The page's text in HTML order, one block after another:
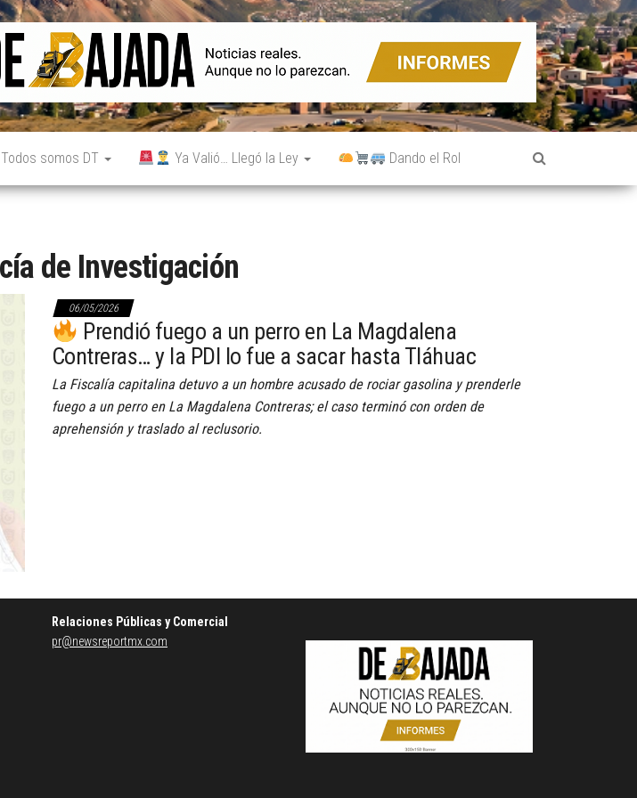
somos DT Ya Valió… Llegó la Ley Dando el Rol
de Investigación
06/05/2026
Prendió fuego a un perro en La Magdalena
Contreras… y la PDI lo fue a sacar hasta Tláhuac
La Fiscalía capitalina detuvo a un hombre acusado de rociar gasolina y prenderle
fuego a un perro en La Magdalena Contreras; el caso terminó con orden de
aprehensión y traslado al reclusorio.
Relaciones Públicas y Comercial
pr@newsreportmx.com